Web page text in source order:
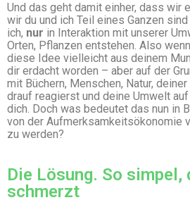
Und das geht damit einher, dass wir
wir du und ich Teil eines Ganzen
ich, nur in Interaktion mit unserer
Orten, Pflanzen entstehen. Also
diese Idee vielleicht aus deinem
dir erdacht worden – aber auf der
mit Büchern, Menschen, Natur,
drauf reagierst und deine Umwelt
dich. Doch was bedeutet das nun in
von der Aufmerksamkeitsökonomie
zu werden?
Die Lösung. So
schmerzt